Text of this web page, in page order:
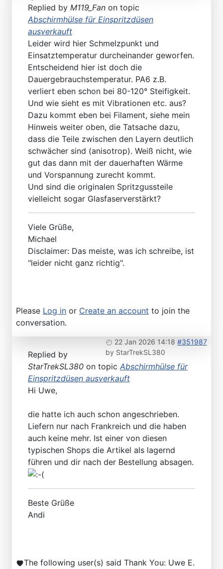
Replied by M119_Fan on topic
Abschirmhülse für Einspritzdüsen
ausverkauft
Leider wird hier Schmelzpunkt und
Einsatztemperatur durcheinander geworfen.
Entscheidend hier ist doch die
Dauergebrauchstemperatur. PA6 z.B.
verliert eben schon bei 80-120° Steifigkeit.
Und wie sieht es mit Vibrationen etc. aus?
Dazu kommt eben bei Filament, siehe mein
Hinweis weiter oben, die Tatsache dazu,
dass die Teile zwischen den Layern deutlich
schwächer sind (anisotrop). Weiß nicht, wie
gut das dann mit der dauerhaften Wärme
und Vorspannung zurecht kommt.
Und sind die originalen Spritzgussteile
vielleicht sogar Glasfaserverstärkt?
Viele Grüße,
Michael
Disclaimer: Das meiste, was ich schreibe, ist
"leider nicht ganz richtig".
Please Log in or Create an account to join the
conversation.
22 Jan 2026 14:18 #351987
by StarTrekSL380
Replied by
StarTrekSL380 on topic Abschirmhülse für
Einspritzdüsen ausverkauft
Hi Uwe,
die hatte ich auch schon angeschrieben.
Liefern nur nach Frankreich und die haben
auch keine mehr. Ist einer von diesen
typischen Shops die Artikel als lagernd
führen und dir nach der Bestellung absagen.
Beste Grüße
Andi
The following user(s) said Thank You: Uwe E.